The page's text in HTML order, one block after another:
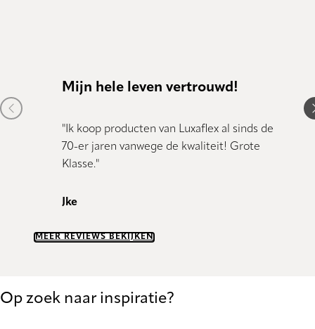
Mijn hele leven vertrouwd!
"Ik koop producten van Luxaflex al sinds de
70-er jaren vanwege de kwaliteit! Grote
Klasse."
Jke
MEER REVIEWS BEKIJKEN
Previous item
Op zoek naar inspiratie?